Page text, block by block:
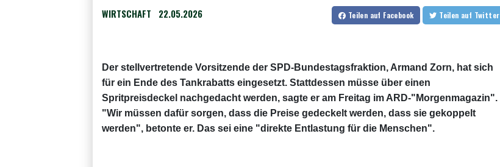
WIRTSCHAFT 22.05.2026 Teilen auf Facebook Teilen auf Twitter
Der stellvertretende Vorsitzende der SPD-Bundestagsfraktion, Armand Zorn, hat sich
für ein Ende des Tankrabatts eingesetzt. Stattdessen müsse über einen
Spritpreisdeckel nachgedacht werden, sagte er am Freitag im ARD-"Morgenmagazin".
"Wir müssen dafür sorgen, dass die Preise gedeckelt werden, dass sie gekoppelt
werden", betonte er. Das sei eine "direkte Entlastung für die Menschen".